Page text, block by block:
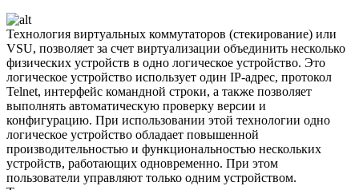
Технология виртуальных коммутаторов (стекирование) или
VSU, позволяет за счет виртуализации объединить несколько
физических устройств в одно логическое устройство. Это
логическое устройство использует один IP-адрес, протокол
Telnet, интерфейс командной строки, а также позволяет
выполнять автоматическую проверку версии и
конфигурацию. При использовании этой технологии одно
логическое устройство обладает повышенной
производительностью и функциональностью нескольких
устройств, работающих одновременно. При этом
пользователи управляют только одним устройством.